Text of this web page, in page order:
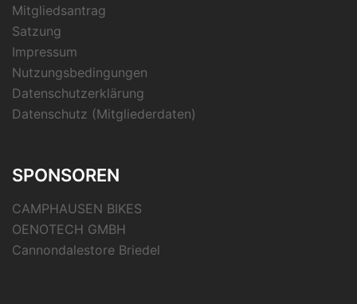
Mitgliedsantrag
Satzung
Impressum
Nutzungsbedingungen
Datenschutzerklärung
Datenschutz (Mitgliederdaten)
SPONSOREN
CAMPHAUSEN BIKES
OENOTECH GMBH
Cannondalestore Briedel